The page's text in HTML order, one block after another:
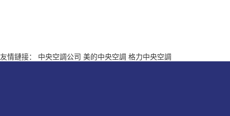
友情鏈接： 中央空調公司 美的中央空調 格力中央空調